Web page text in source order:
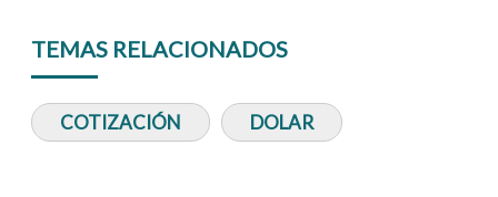
TEMAS RELACIONADOS
COTIZACIÓN DOLAR